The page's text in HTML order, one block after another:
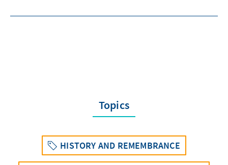
Topics
HISTORY AND REMEMBRANCE